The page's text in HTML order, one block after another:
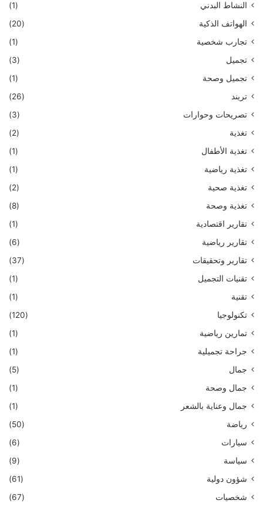
النشاط البدني
(1)
الهواتف الذكية
(20)
تجارب شخصية
(1)
تجميل
(3)
تجميل وصحة
(1)
تريند
(26)
تصريحات وحوارات
(3)
تغذية
(2)
تغذية الأطفال
(1)
تغذية رياضية
(1)
تغذية صحية
(2)
تغذية وصحة
(8)
تقارير اقتصادية
(1)
تقارير رياضية
(6)
تقارير وتحقيقات
(37)
تقنيات التجميل
(1)
تقنية
(1)
تكنولوجيا
(120)
تمارين رياضية
(1)
جراحة تجميلية
(1)
جمال
(5)
جمال وصحة
(1)
جمال وعناية بالشعر
(1)
رياضة
(50)
سيارات
(6)
سياسة
(9)
شؤون دولية
(61)
شخصيات
(67)